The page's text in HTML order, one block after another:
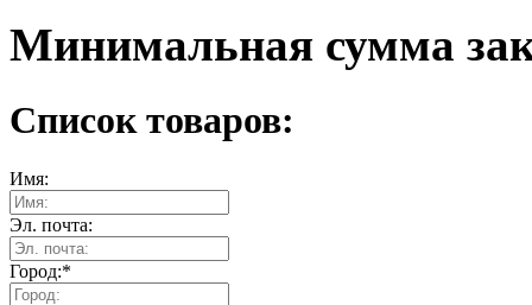
Минимальная сумма
Список товаров:
Имя:
Эл. почта:
Город:*